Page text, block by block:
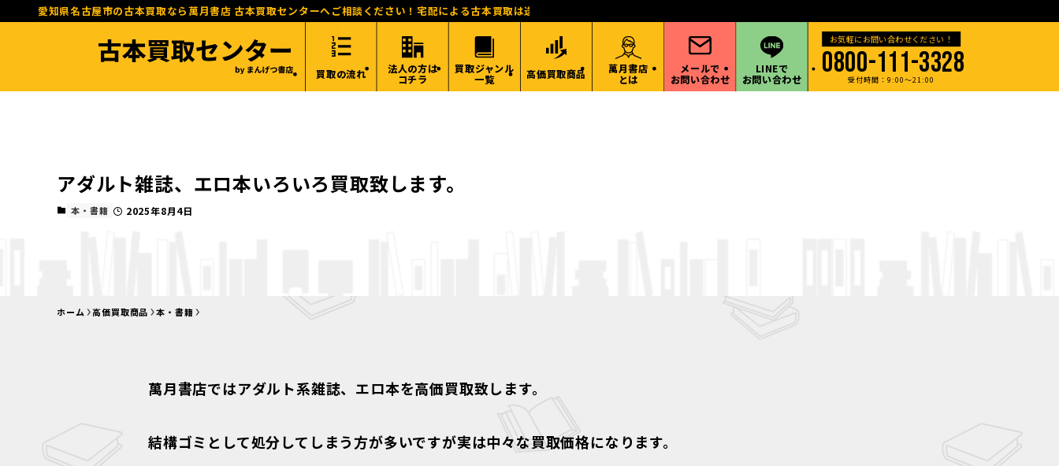
愛知県名古屋市の古本買取なら萬月書店 古本買取センターへご相談ください！宅配による古本買取は送料無料！東海、関西、関東、北陸・甲信越地方など遠方の出張買取も承ります。
買取の流れ
法人の方は
コチラ
買取ジャンル
一覧
高価買取商品
萬月書店
とは
メールで
お問い合わせ
LINEで
お問い合わせ
0800-111-3328
受付時間：9:00～21:00
アダルト雑誌、エロ本いろいろ買取致します。
本・書籍 2025年8月4日
ホーム 高価買取商品 本・書籍
萬月書店ではアダルト系雑誌、エロ本を高価買取致します。
結構ゴミとして処分してしまう方が多いですが実は中々な買取価格になります。